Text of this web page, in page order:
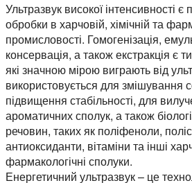
Ультразвук високої інтенсивності
обробки в харчовій, хімічній та
промисловості. Гомогенізація,
консервація, а також екстракція є
які значною мірою виграють від
використовується для змішування
підвищення стабільності, для
ароматичних сполук, а також
речовин, таких як поліфеноли,
антиоксиданти, вітаміни та інші
фармакологічні сполуки.
Енергетичний ультразвук – це